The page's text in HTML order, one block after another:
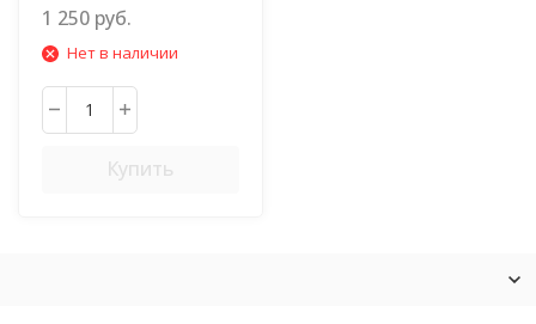
1 250 руб.
Нет в наличии
Купить